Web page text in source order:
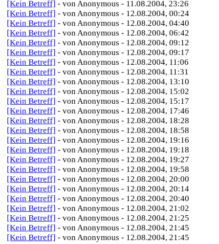
[Kein Betreff] - von Anonymous - 11.08.2004, 23:26
[Kein Betreff] - von Anonymous - 12.08.2004, 00:24
[Kein Betreff] - von Anonymous - 12.08.2004, 04:40
[Kein Betreff] - von Anonymous - 12.08.2004, 06:42
[Kein Betreff] - von Anonymous - 12.08.2004, 09:12
[Kein Betreff] - von Anonymous - 12.08.2004, 09:17
[Kein Betreff] - von Anonymous - 12.08.2004, 11:06
[Kein Betreff] - von Anonymous - 12.08.2004, 11:31
[Kein Betreff] - von Anonymous - 12.08.2004, 13:10
[Kein Betreff] - von Anonymous - 12.08.2004, 15:02
[Kein Betreff] - von Anonymous - 12.08.2004, 15:17
[Kein Betreff] - von Anonymous - 12.08.2004, 17:46
[Kein Betreff] - von Anonymous - 12.08.2004, 18:28
[Kein Betreff] - von Anonymous - 12.08.2004, 18:58
[Kein Betreff] - von Anonymous - 12.08.2004, 19:16
[Kein Betreff] - von Anonymous - 12.08.2004, 19:18
[Kein Betreff] - von Anonymous - 12.08.2004, 19:27
[Kein Betreff] - von Anonymous - 12.08.2004, 19:58
[Kein Betreff] - von Anonymous - 12.08.2004, 20:00
[Kein Betreff] - von Anonymous - 12.08.2004, 20:14
[Kein Betreff] - von Anonymous - 12.08.2004, 20:40
[Kein Betreff] - von Anonymous - 12.08.2004, 21:02
[Kein Betreff] - von Anonymous - 12.08.2004, 21:25
[Kein Betreff] - von Anonymous - 12.08.2004, 21:45
[Kein Betreff] - von Anonymous - 12.08.2004, 21:45